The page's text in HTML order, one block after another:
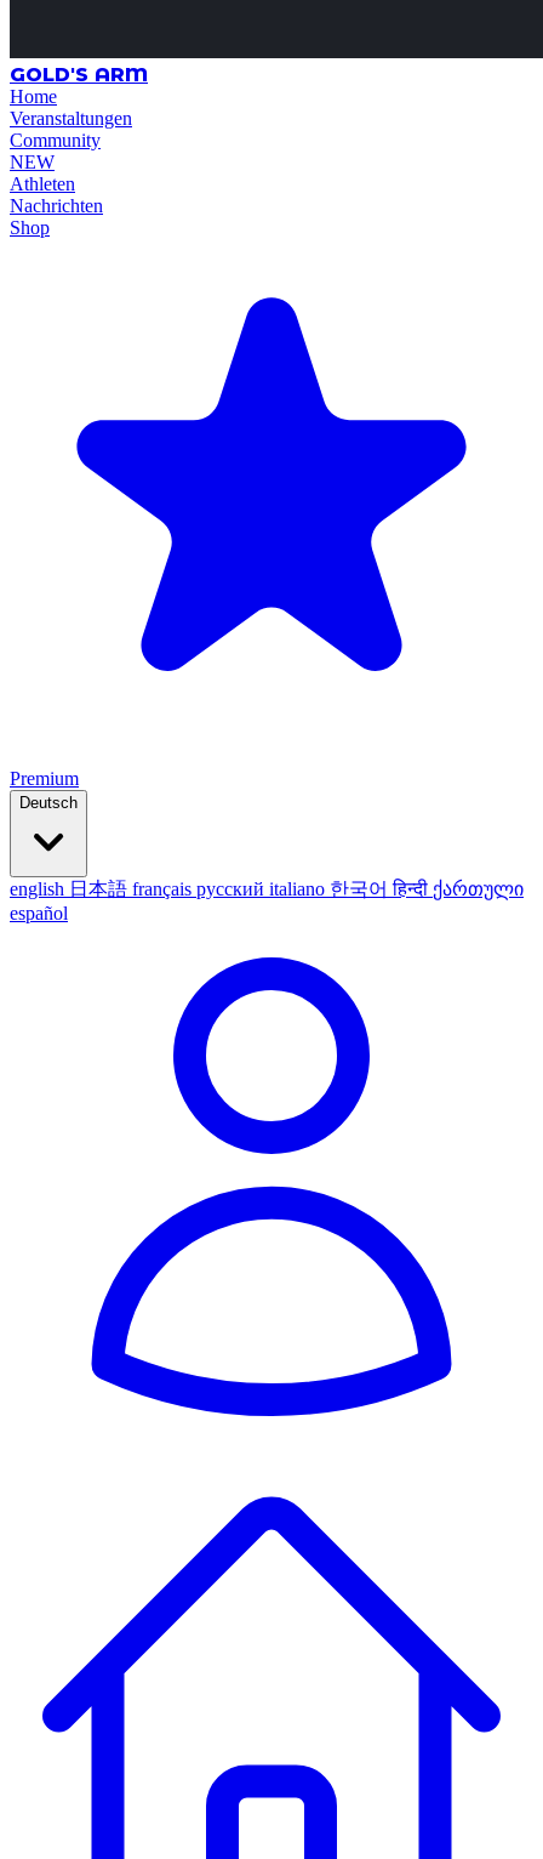
GOLD'S ARM
Home
Veranstaltungen
Community
NEW
Athleten
Nachrichten
Shop
Premium
Deutsch
english 日本語 français русский italiano 한국어हिन्दी ქართული
español